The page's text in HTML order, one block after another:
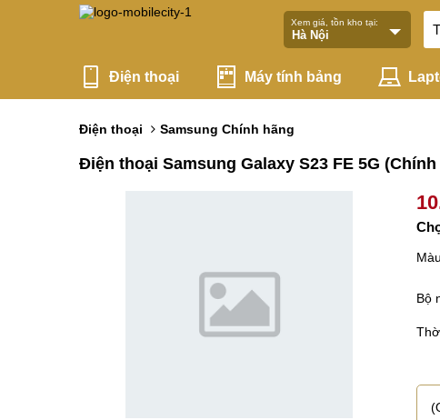
Xem giá, tồn kho tại:
Điện thoại Máy tính bảng
Điện thoại Samsung Chính hãng
Điện thoại Samsung Galaxy S23 FE 5G (Chính
Bộ